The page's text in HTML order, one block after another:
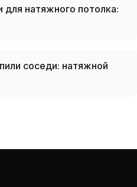
для натяжного потолка:
соседи: натяжной